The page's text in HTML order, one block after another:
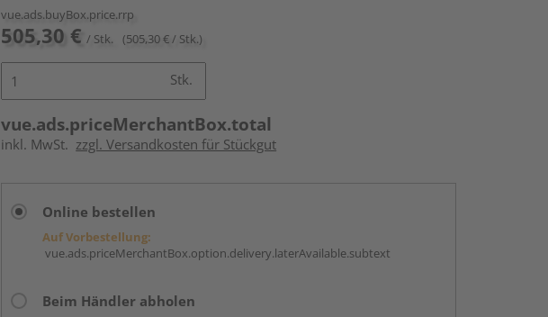
vue.ads.buyBox.price.rrp
505,30 € / Stk. (505,30 € / Stk.)
Stk.
vue.ads.priceMerchantBox.total
inkl. MwSt. zzgl. Versandkosten für Stückgut
Online bestellen
Auf Vorbestellung:
vue.ads.priceMerchantBox.option.delivery.laterAvailable.subtext
Beim Händler abholen